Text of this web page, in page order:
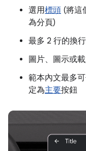
選用標頭 (將這
為分頁)
最多 2 行的換
圖片、圖示或
範本內文最多
定為主要按鈕